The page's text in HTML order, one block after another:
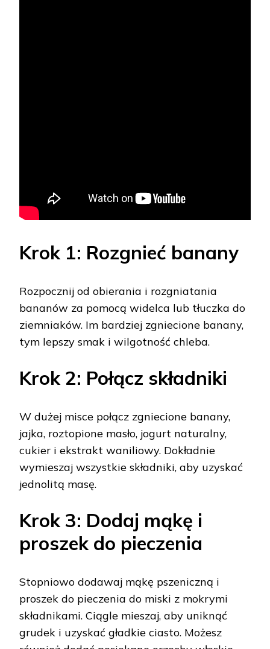
Krok 1: Rozgnieć banany
Rozpocznij od obierania i rozgniatania
bananów za pomocą widelca lub tłuczka do
ziemniaków. Im bardziej zgniecione banany,
tym lepszy smak i wilgotność chleba.
Krok 2: Połącz składniki
W dużej misce połącz zgniecione banany,
jajka, roztopione masło, jogurt naturalny,
cukier i ekstrakt waniliowy. Dokładnie
wymieszaj wszystkie składniki, aby uzyskać
jednolitą masę.
Krok 3: Dodaj mąkę i
proszek do pieczenia
Stopniowo dodawaj mąkę pszeniczną i
proszek do pieczenia do miski z mokrymi
składnikami. Ciągle mieszaj, aby uniknąć
grudek i uzyskać gładkie ciasto. Możesz